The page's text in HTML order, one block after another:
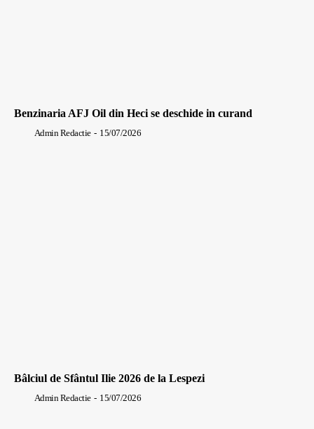
Benzinaria AFJ Oil din Heci se deschide in curand
Admin Redactie - 15/07/2026
Bâlciul de Sfântul Ilie 2026 de la Lespezi
Admin Redactie - 15/07/2026